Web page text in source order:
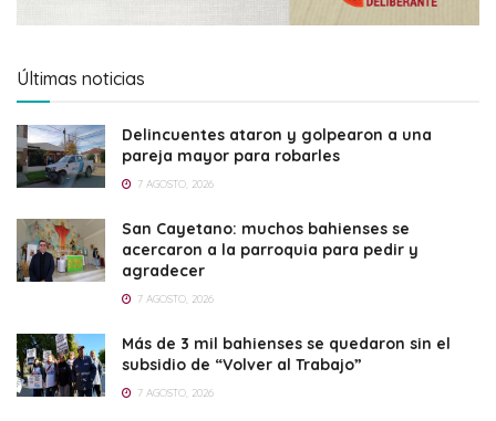
Últimas noticias
Delincuentes ataron y golpearon a una
pareja mayor para robarles
7 AGOSTO, 2026
San Cayetano: muchos bahienses se
acercaron a la parroquia para pedir y
agradecer
7 AGOSTO, 2026
Más de 3 mil bahienses se quedaron sin el
subsidio de “Volver al Trabajo”
7 AGOSTO, 2026